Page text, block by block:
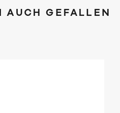
AUCH GEFALLEN